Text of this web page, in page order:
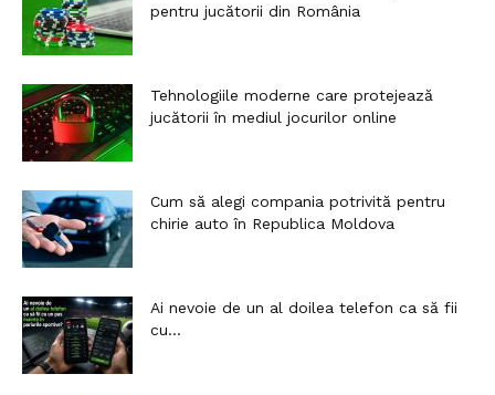
pentru jucătorii din România
Tehnologiile moderne care protejează
jucătorii în mediul jocurilor online
Cum să alegi compania potrivită pentru
chirie auto în Republica Moldova
Ai nevoie de un al doilea telefon ca să fii
cu...